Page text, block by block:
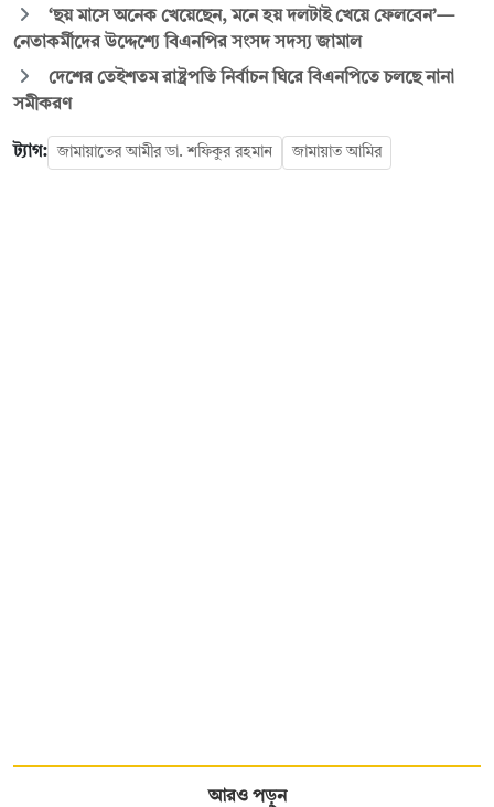
‘ছয় মাসে অনেক খেয়েছেন, মনে হয় দলটাই খেয়ে ফেলবেন’—
নেতাকর্মীদের উদ্দেশ্যে বিএনপির সংসদ সদস্য জামাল
দেশের তেইশতম রাষ্ট্রপতি নির্বাচন ঘিরে বিএনপিতে চলছে নানা
সমীকরণ
ট্যাগ: জামায়াতের আমীর ডা. শফিকুর রহমান জামায়াত আমির
আরও পড়ুন